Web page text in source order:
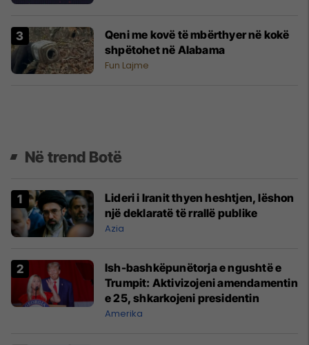
Qeni me kovë të mbërthyer në kokë
shpëtohet në Alabama
Fun Lajme
Në trend Botë
Lideri i Iranit thyen heshtjen, lëshon
një deklaratë të rrallë publike
Azia
Ish-bashkëpunëtorja e ngushtë e
Trumpit: Aktivizojeni amendamentin
e 25, shkarkojeni presidentin
Amerika